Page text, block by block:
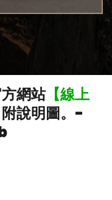
網站【線上
說明圖。 -